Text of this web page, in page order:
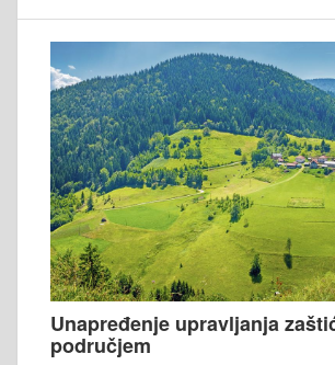
Unapređenje upravljanja
područjem